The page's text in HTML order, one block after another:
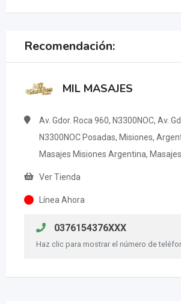
Recomendación:
MIL MASAJES
Av. Gdor. Roca 960, N3300NOC, Av.
N3300NOC Posadas, Misiones,
Masajes Misiones Argentina,
Ver Tienda
Línea Ahora
0376154376XXX
Haz clic para mostrar el número de